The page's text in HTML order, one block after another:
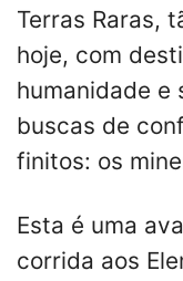
Terras Raras,
hoje, com
humanidade e
buscas de
finitos: os
Esta é uma
corrida aos